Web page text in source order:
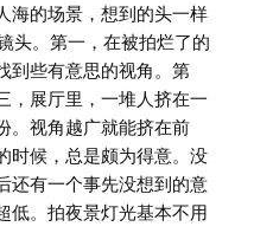
海的场景，想到的头一样
头。第一，在被拍烂了的
到些有意思的视角。第
，展厅里，一堆人挤在一
。视角越广就能挤在前
时候，总是颇为得意。没
还有一个事先没想到的意
低。拍夜景灯光基本不用